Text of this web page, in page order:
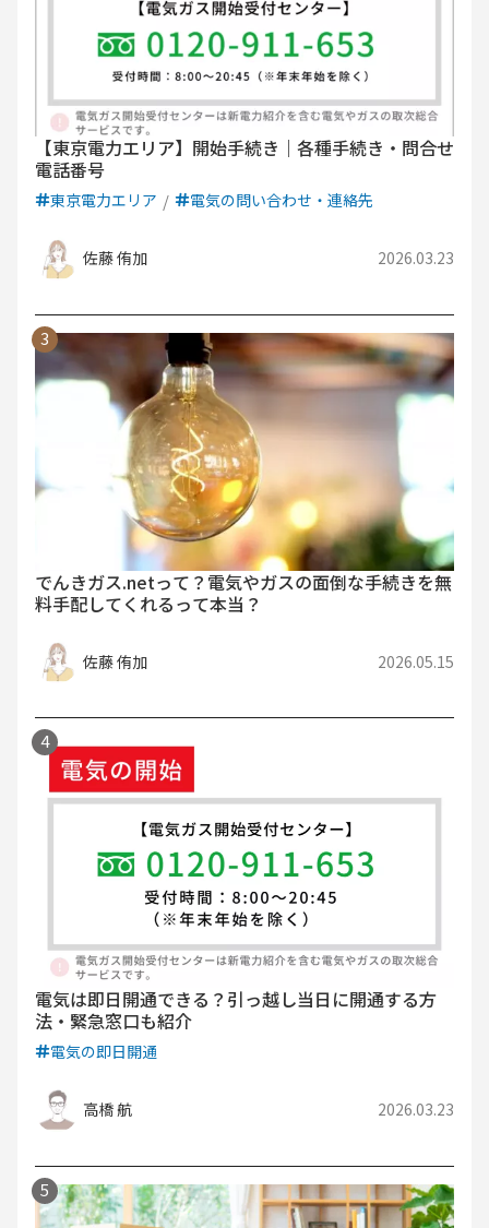
【東京電力エリア】開始手続き｜各種手続き・問合せ
電話番号
東京電力エリア 電気の問い合わせ・連絡先
佐藤 侑加 2026.03.23
でんきガス.netって？電気やガスの面倒な手続きを無
料手配してくれるって本当？
佐藤 侑加 2026.05.15
電気は即日開通できる？引っ越し当日に開通する方
法・緊急窓口も紹介
電気の即日開通
高橋 航 2026.03.23